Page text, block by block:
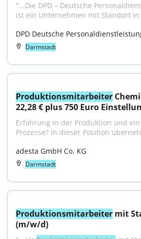
"...Die DPD – Deutsche
ist ein Unternehmen mit Standort in
DPD Deutsche
Darmstadt
Produktionsmitarbeiter
22,28 € plus 750 Euro
Erfahrung in der Produktion und
Prozesse? In dieser Position
adesta GmbH Co. KG
Darmstadt
Produktionsmitarbeiter mit
(m/w/d)